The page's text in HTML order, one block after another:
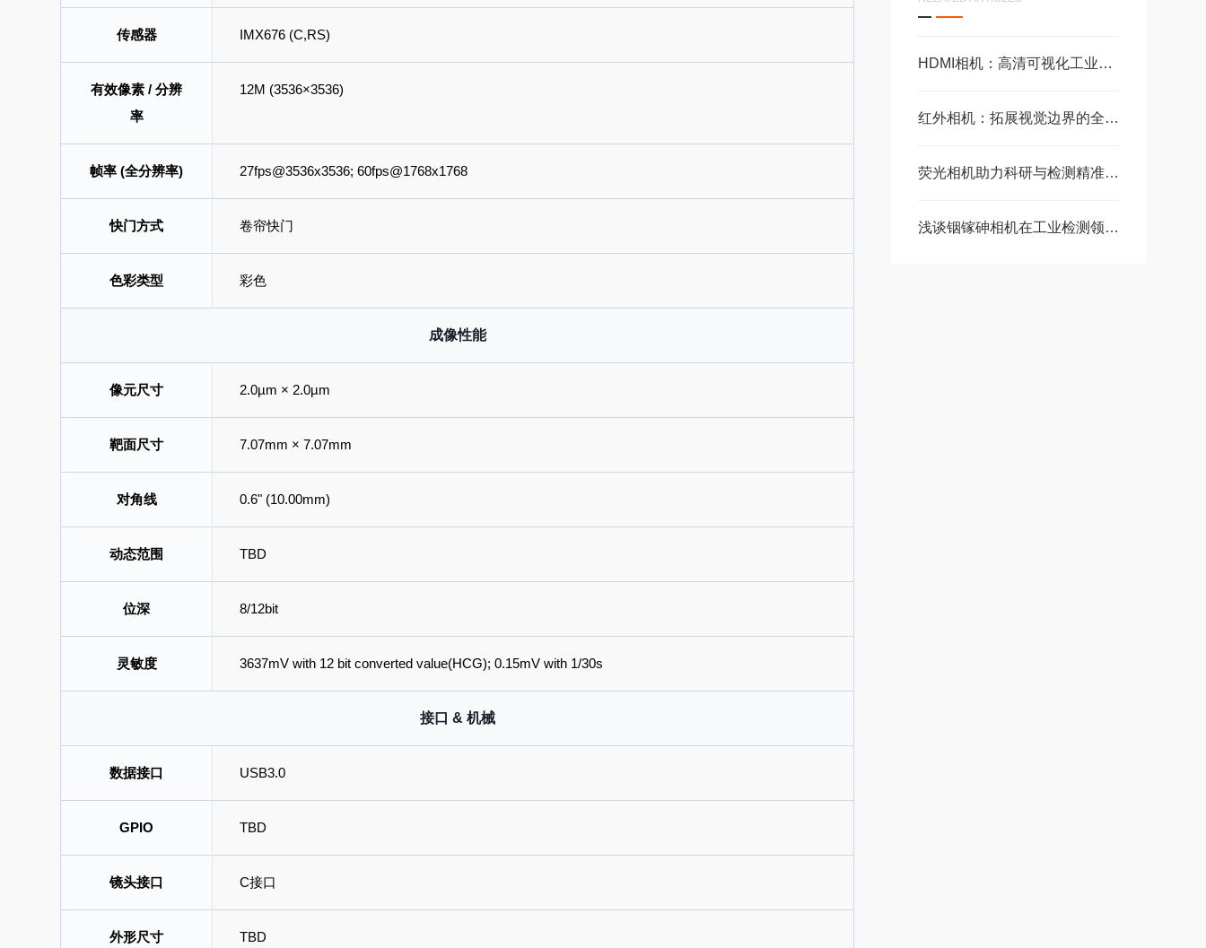
传感器 IMX676 (C,RS)
有效像素 / 分辨
率
12M (3536×3536)
帧率 (全分辨率) 27fps@3536x3536; 60fps@1768x1768
快门方式 卷帘快门
色彩类型 彩色
成像性能
像元尺寸 2.0µm × 2.0µm
靶面尺寸 7.07mm × 7.07mm
对角线 0.6" (10.00mm)
动态范围 TBD
位深 8/12bit
灵敏度 3637mV with 12 bit converted value(HCG); 0.15mV with 1/30s
接口 & 机械
数据接口 USB3.0
GPIO TBD
镜头接口 C接口
外形尺寸 TBD
HDMI相机：高清可视化工业成像设备
红外相机：拓展视觉边界的全天候之眼
荧光相机助力科研与检测精准突破
浅谈铟镓砷相机在工业检测领域的实用价值